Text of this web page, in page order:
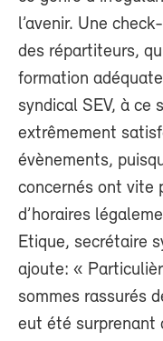
l’avenir. Une
des répartiteurs,
formation
syndical SEV, à ce
extrêmement
évènements,
concernés ont vite
d’horaires
Etique, secrétaire
ajoute: «
sommes rassurés
eut été surprenant